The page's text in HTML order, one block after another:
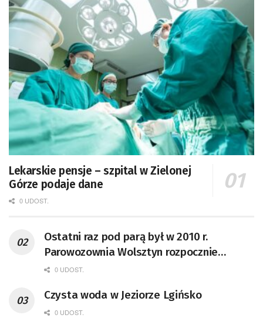
Lekarskie pensje – szpital w Zielonej
Górze podaje dane
0 UDOST.
Ostatni raz pod parą był w 2010 r.
Parowozownia Wolsztyn rozpocznie
remont unikatowego Tr5-65
0 UDOST.
Czysta woda w Jeziorze Lgińsko
0 UDOST.